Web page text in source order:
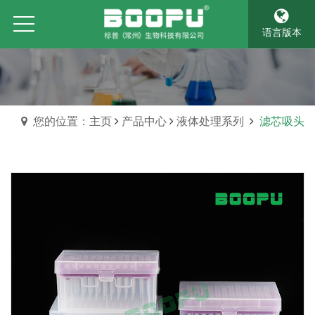
语言版本
您的位置：主页 产品中心 液体处理系列 滤芯吸头